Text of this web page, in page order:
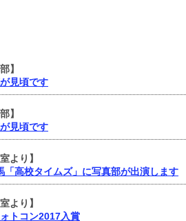
得
サポート体制
総合進学コース
】
見頃です
】
見頃です
より】
「高校タイムズ」に写真部が出演します
より】
トコン2017入賞